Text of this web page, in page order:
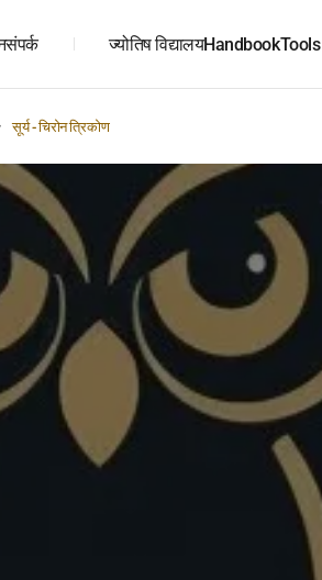
संपर्क ज्योतिष विद्यालयHandbookTools
सूर्य - चिरोन त्रिकोण